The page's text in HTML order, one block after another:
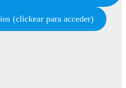
(clickear para acceder)